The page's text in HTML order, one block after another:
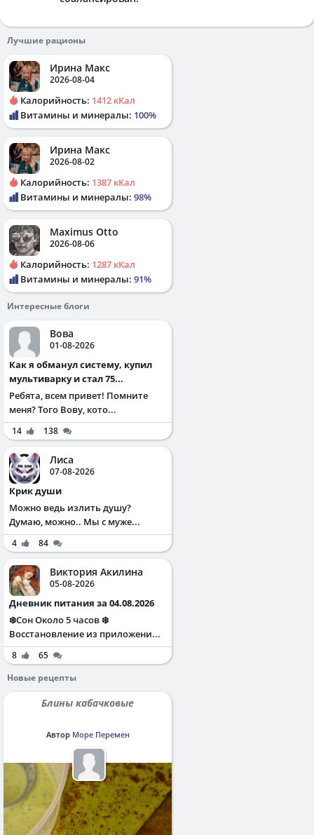
Лучшие рационы
Ирина Макс
2026-08-04
Калорийность: 1412 кКал
Витамины и минералы: 100%
Ирина Макс
2026-08-02
Калорийность: 1387 кКал
Витамины и минералы: 98%
Maximus Otto
2026-08-06
Калорийность: 1287 кКал
Витамины и минералы: 91%
Интересные блоги
Вова
01-08-2026
Как я обманул систему, купил
мультиварку и стал 75...
Ребята, всем привет! Помните
меня? Того Вову, кото...
14 138
Лиса
07-08-2026
Крик души
Можно ведь излить душу?
Думаю, можно.. Мы с муже...
4 84
Виктория Акилина
05-08-2026
Дневник питания за 04.08.2026
❄️Сон Около 5 часов ❄️
Восстановление из приложени...
8
65
Новые рецепты
Блины кабачковые
Автор Море Перемен